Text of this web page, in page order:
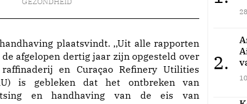
plaatsvindt. ,,Uit alle rapporten
afgelopen dertig jaar zijn opgesteld over
en Curaçao Refinery Utilities
is gebleken dat het ontbreken van
en handhaving van de eis van
2.